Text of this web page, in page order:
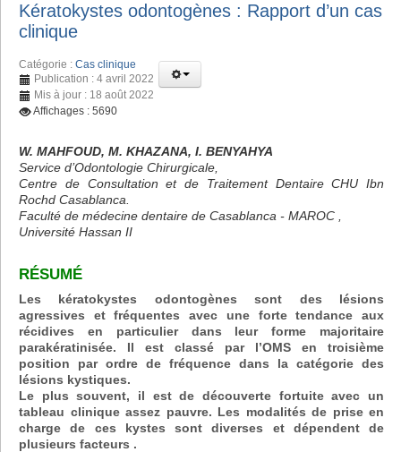
Kératokystes odontogènes : Rapport d’un cas
clinique
Catégorie : Cas clinique
Publication : 4 avril 2022
Mis à jour : 18 août 2022
Affichages : 5690
W. MAHFOUD, M. KHAZANA, I. BENYAHYA
Service d’Odontologie Chirurgicale,
Centre de Consultation et de Traitement Dentaire CHU Ibn
Rochd Casablanca.
Faculté de médecine dentaire de Casablanca - MAROC ,
Université Hassan II
RÉSUMÉ
Les kératokystes odontogènes sont des lésions
agressives et fréquentes avec une forte tendance aux
récidives en particulier dans leur forme majoritaire
parakératinisée. Il est classé par l’OMS en troisième
position par ordre de fréquence dans la catégorie des
lésions kystiques.
Le plus souvent, il est de découverte fortuite avec un
tableau clinique assez pauvre. Les modalités de prise en
charge de ces kystes sont diverses et dépendent de
plusieurs facteurs .